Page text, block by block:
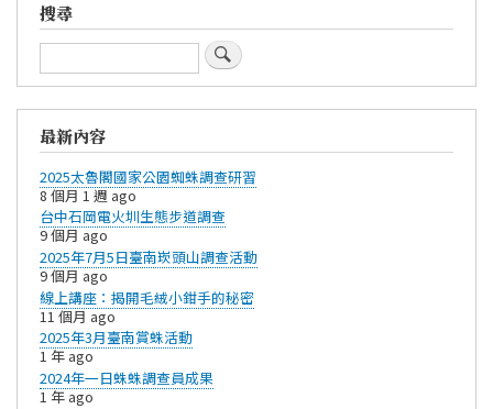
搜尋
搜
尋
最新內容
2025太魯閣國家公園蜘蛛調查研習
8 個月 1 週 ago
台中石岡電火圳生態步道調查
9 個月 ago
2025年7月5日臺南崁頭山調查活動
9 個月 ago
線上講座：揭開毛絨小鉗手的秘密
11 個月 ago
​2025年3月臺南賞蛛活動
1 年 ago
2024年一日蛛蛛調查員成果
1 年 ago